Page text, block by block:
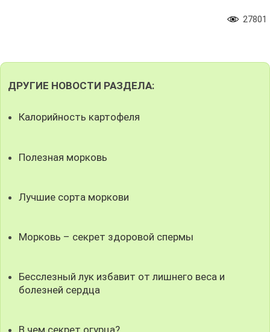
27801
ДРУГИЕ НОВОСТИ РАЗДЕЛА:
Калорийность картофеля
Полезная морковь
Лучшие сорта моркови
Морковь – секрет здоровой спермы
Бесслезный лук избавит от лишнего веса и
болезней сердца